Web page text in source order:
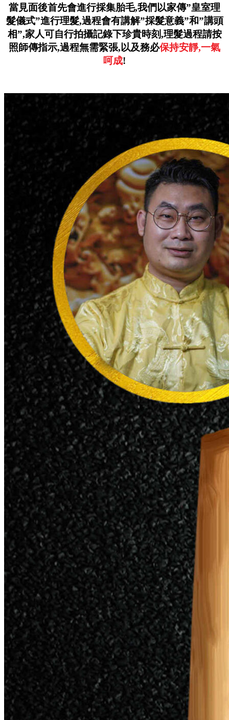
當見面後首先會進行採集胎毛,我們以家傳”皇室理
髮儀式”進行理髮,過程會有講解”採髮意義”和”講頭
相”,家人可自行拍攝記錄下珍貴時刻,理髮過程請按
照師傳指示,過程無需緊張, 以及務必保持安靜,一氣
呵成!